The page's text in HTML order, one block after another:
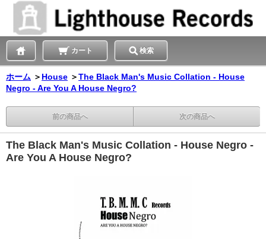
カート 検索
ホーム ＞ House ＞The Black Man's Music Collation - House
Negro - Are You A House Negro?
前の商品へ 次の商品へ
The Black Man's Music Collation - House Negro -
Are You A House Negro?